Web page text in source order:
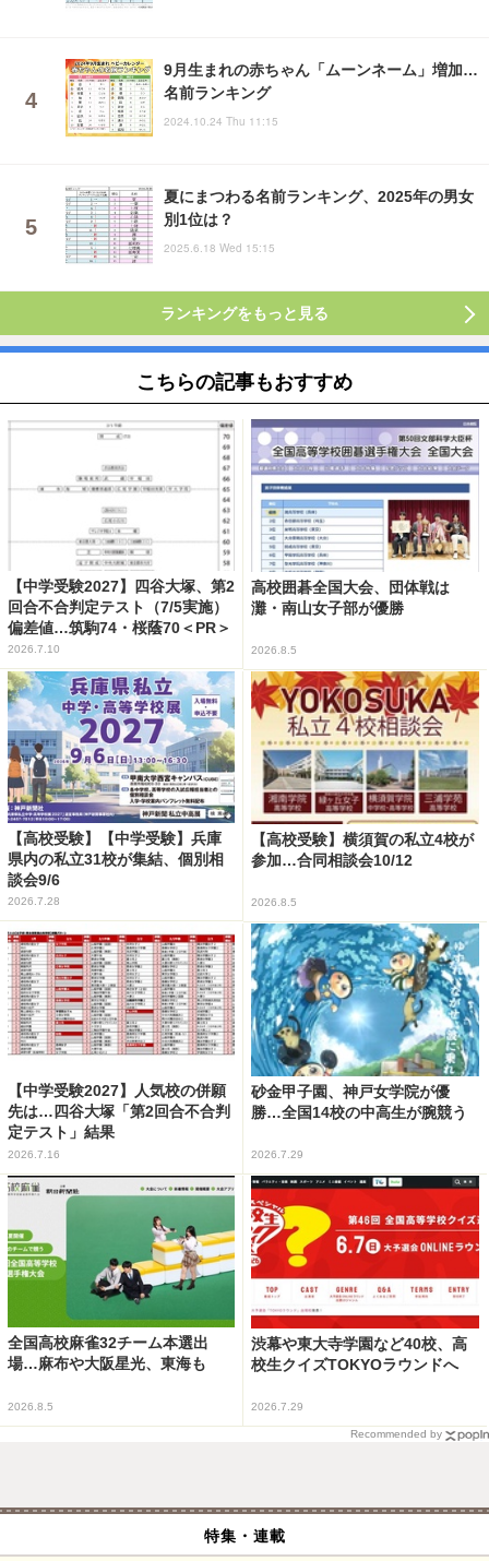
9月生まれの赤ちゃん「ムーンネーム」増加…
名前ランキング
2024.10.24 Thu 11:15
夏にまつわる名前ランキング、2025年の男女
別1位は？
2025.6.18 Wed 15:15
ランキングをもっと見る
こちらの記事もおすすめ
【中学受験2027】四谷大塚、第2
回合不合判定テスト（7/5実施）
偏差値…筑駒74・桜蔭70＜PR＞
2026.7.10
高校囲碁全国大会、団体戦は
灘・南山女子部が優勝
2026.8.5
【高校受験】【中学受験】兵庫
県内の私立31校が集結、個別相
談会9/6
2026.7.28
【高校受験】横須賀の私立4校が
参加…合同相談会10/12
2026.8.5
【中学受験2027】人気校の併願
先は…四谷大塚「第2回合不合判
定テスト」結果
2026.7.16
砂金甲子園、神戸女学院が優
勝…全国14校の中高生が腕競う
2026.7.29
全国高校麻雀32チーム本選出
場…麻布や大阪星光、東海も
2026.8.5
渋幕や東大寺学園など40校、高
校生クイズTOKYOラウンドへ
2026.7.29
Recommended by
特集・連載